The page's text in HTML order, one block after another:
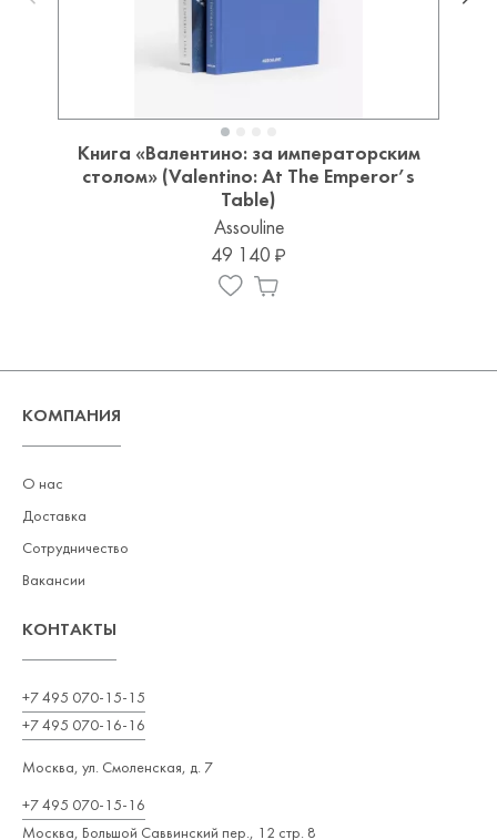
Книга «Валентино: за императорским
столом» (Valentino: At The Emperor’s
Table)
Assouline
49 140
КОМПАНИЯ
О нас
Доставка
Сотрудничество
Вакансии
КОНТАКТЫ
+7 495 070-15-15
+7 495 070-16-16
Москва, ул. Смоленская, д. 7
+7 495 070-15-16
Москва, Большой Саввинский пер., 12 стр. 8